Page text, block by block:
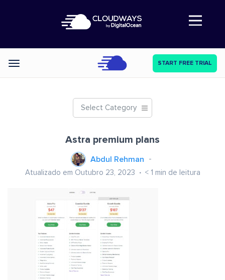
Abre a navegação
Categories START FREE TRIAL
Select Category
Astra premium plans
Abdul Rehman
Atualizado em Outubro 23, 2023 < 1 min de leitura